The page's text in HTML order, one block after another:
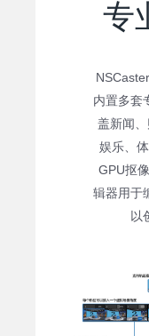
专
内置多套
盖新闻、
娱乐、
GPU抠
辑器用于
以